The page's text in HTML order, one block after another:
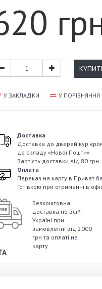
У ЗАКЛАДКИ У ПОРІВНЯННЯ
Доставка
Доставка до дверей
до складу «Нової Пошти»
Вартість доставки від 80 грн.
Оплата
Переказ на карту в Приват
Готівкою при отриманні в
Безкоштовна
доставка по всій
Україні при
замовленні від 2000
грн та оплаті на
карту